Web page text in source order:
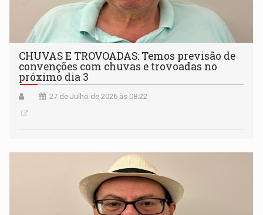
CHUVAS E TROVOADAS: Temos previsão de
convenções com chuvas e trovoadas no
próximo dia 3
27 de Julho de 2026 às 08:22